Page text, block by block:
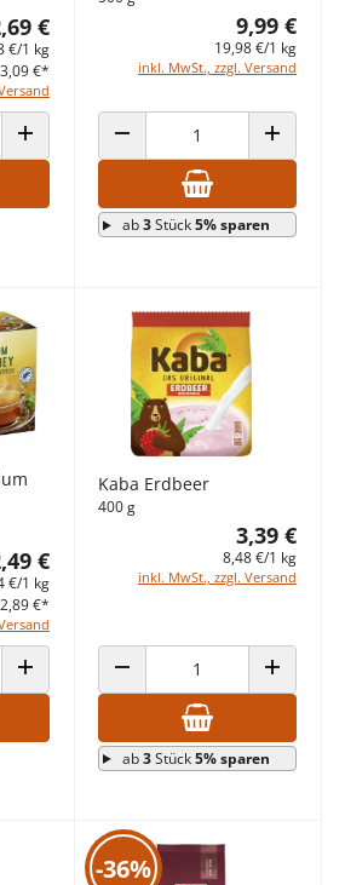
€
€/1 kg
€*
ANZAHL ERHÖHEN
9,99 €
19,98 €/1 kg
inkl. MwSt., zzgl. Versand
ANZAHL VERRINGERN ANZAHL
ab3Stück5% sparen
€
€/1 kg
€*
ANZAHL ERHÖHEN
Kaba Erdbeer
400 g
3,39 €
8,48 €/1 kg
inkl. MwSt., zzgl. Versand
ANZAHL VERRINGERN ANZAHL
ab3Stück5% sparen
-36%